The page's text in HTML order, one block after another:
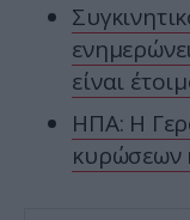
είναι
ΗΠΑ: Η
κυρώσεων